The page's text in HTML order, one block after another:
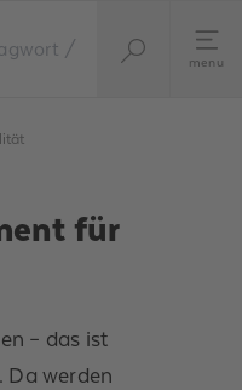
menu
für
– das ist
Da werden